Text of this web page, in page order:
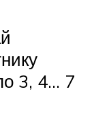
3, 4… 7